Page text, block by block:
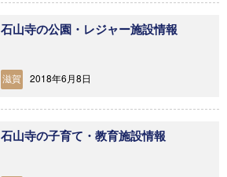
石山寺の公園・レジャー施設情報
滋賀 2018年6月8日
石山寺の子育て・教育施設情報